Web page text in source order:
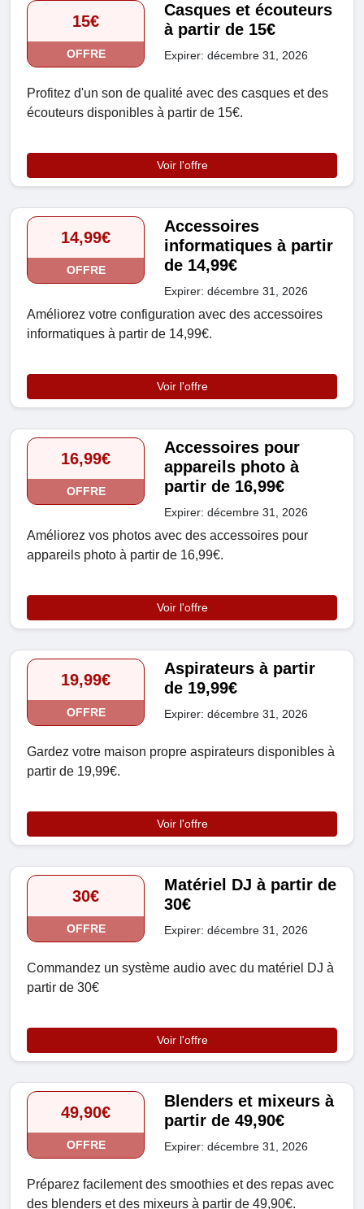
15€
OFFRE
Casques et écouteurs
à partir de 15€
Expirer: décembre 31, 2026
Profitez d'un son de qualité avec des casques et des
écouteurs disponibles à partir de 15€.
Voir l'offre
14,99€
OFFRE
Accessoires
informatiques à partir
de 14,99€
Expirer: décembre 31, 2026
Améliorez votre configuration avec des accessoires
informatiques à partir de 14,99€.
Voir l'offre
16,99€
OFFRE
Accessoires pour
appareils photo à
partir de 16,99€
Expirer: décembre 31, 2026
Améliorez vos photos avec des accessoires pour
appareils photo à partir de 16,99€.
Voir l'offre
19,99€
OFFRE
Aspirateurs à partir
de 19,99€
Expirer: décembre 31, 2026
Gardez votre maison propre aspirateurs disponibles à
partir de 19,99€.
Voir l'offre
30€
OFFRE
Matériel DJ à partir de
30€
Expirer: décembre 31, 2026
Commandez un système audio avec du matériel DJ à
partir de 30€
Voir l'offre
49,90€
OFFRE
Blenders et mixeurs à
partir de 49,90€
Expirer: décembre 31, 2026
Préparez facilement des smoothies et des repas avec
des blenders et des mixeurs à partir de 49,90€.